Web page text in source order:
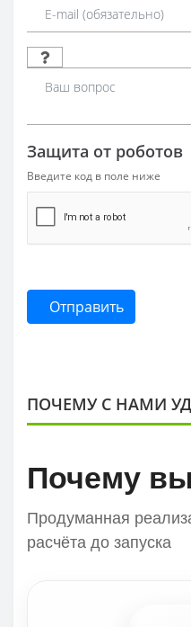
Защита от роботов
Введите код в поле ниже
Отправить
ПОЧЕМУ С НАМИ
Почему
Продуманная
расчёта до запуска